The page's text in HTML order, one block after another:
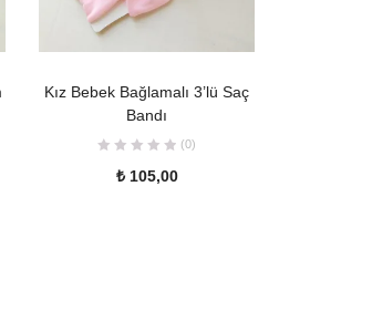
Kız Bebek Bağlamalı 3’lü Saç
Bandı
(0)
₺105,00